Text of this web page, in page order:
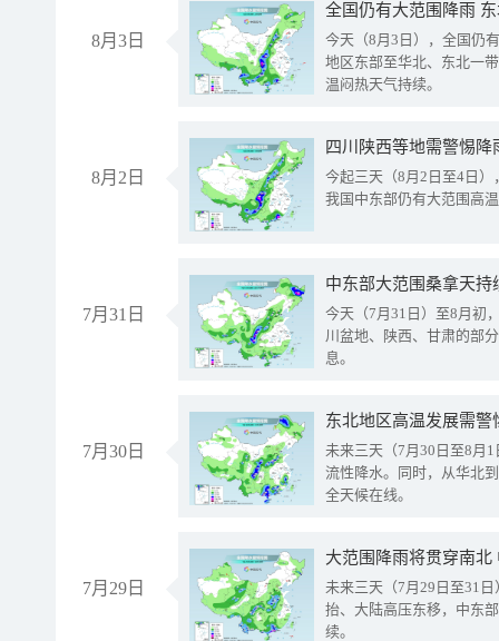
8月3日
全国仍有大范围降雨
今天（8月3日），全国仍
地区东部至华北、东北一
温闷热天气持续。
8月2日
今起三天（8月2日至4日
我国中东部仍有大范围高
7月31日
中东部大范围桑拿天
今天（7月31日）至8月初
川盆地、陕西、甘肃的部
息。
7月30日
东北地区高温发展需
未来三天（7月30日至8月
流性降水。同时，从华北
全天候在线。
7月29日
大范围降雨将贯穿南
未来三天（7月29日至31
抬、大陆高压东移，中东
续。